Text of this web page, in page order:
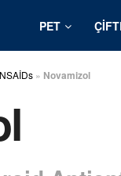
PET
NSAİDs » Novamizol